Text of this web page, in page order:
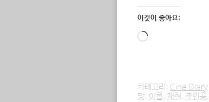
이것이 좋아요:
로
카테고리: Cine Diary
망, 이름, 재현, 주인공,